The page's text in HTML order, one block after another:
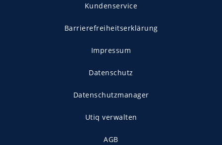
Kundenservice
Barrierefreiheitserklärung
Impressum
Datenschutz
Datenschutzmanager
Utiq verwalten
AGB